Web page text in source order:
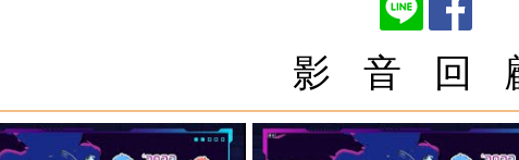
影 音 回